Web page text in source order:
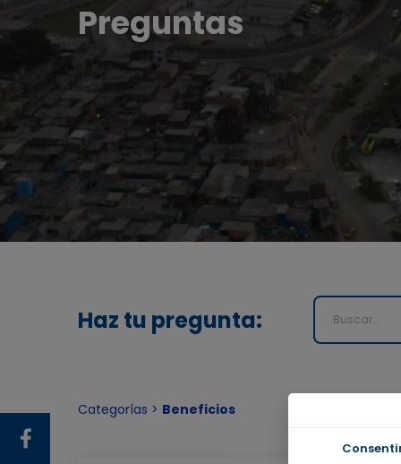
Preguntas
Haz tu pregunta:
Categorías > Beneficios